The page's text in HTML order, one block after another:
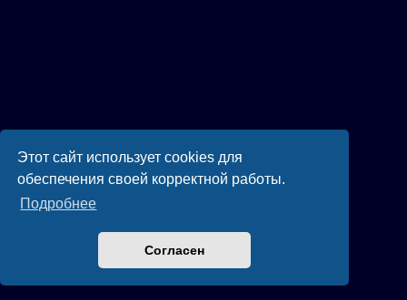
Этот сайт использует cookies для
обеспечения своей корректной работы.
Подробнее
Согласен